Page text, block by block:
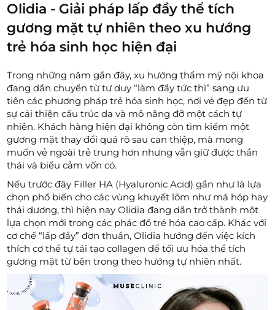
Olidia - Giải pháp lấp đầy thể tích
gương mặt tự nhiên theo xu hướng
trẻ hóa sinh học hiện đại
Trong những năm gần đây, xu hướng thẩm mỹ nội khoa
đang dần chuyển từ tư duy “làm đầy tức thì” sang ưu
tiên các phương pháp trẻ hóa sinh học, nơi vẻ đẹp đến từ
sự cải thiện cấu trúc da và mô nâng đỡ một cách tự
nhiên. Khách hàng hiện đại không còn tìm kiếm một
gương mặt thay đổi quá rõ sau can thiệp, mà mong
muốn vẻ ngoài trẻ trung hơn nhưng vẫn giữ được thần
thái và biểu cảm vốn có.
Nếu trước đây Filler HA (Hyaluronic Acid) gần như là lựa
chọn phổ biến cho các vùng khuyết lõm như má hóp hay
thái dương, thì hiện nay Olidia đang dần trở thành một
lựa chọn mới trong các phác đồ trẻ hóa cao cấp. Khác với
cơ chế “lấp đầy” đơn thuần, Olidia hướng đến việc kích
thích cơ thể tự tái tạo collagen để tối ưu hóa thể tích
gương mặt từ bên trong theo hướng tự nhiên nhất.